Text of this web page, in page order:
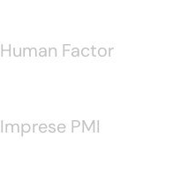
Human Factor
Imprese PMI